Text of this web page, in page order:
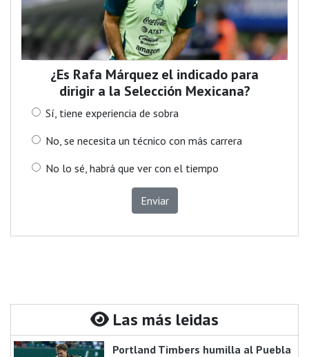
¿Es Rafa Márquez el indicado para
dirigir a la Selección Mexicana?
Sí, tiene experiencia de sobra
No, se necesita un técnico con más carrera
No lo sé, habrá que ver con el tiempo
Enviar
Las más leidas
Portland Timbers humilla al Puebla